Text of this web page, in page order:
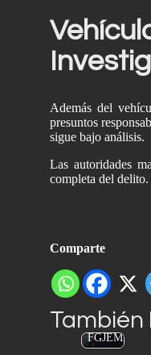
Además del
presuntos
sigue bajo análisis.
Las autoridades
completa del delito.
Comparte
También
Extorsió
que
revela el
Cuarto
de la
FGJEM